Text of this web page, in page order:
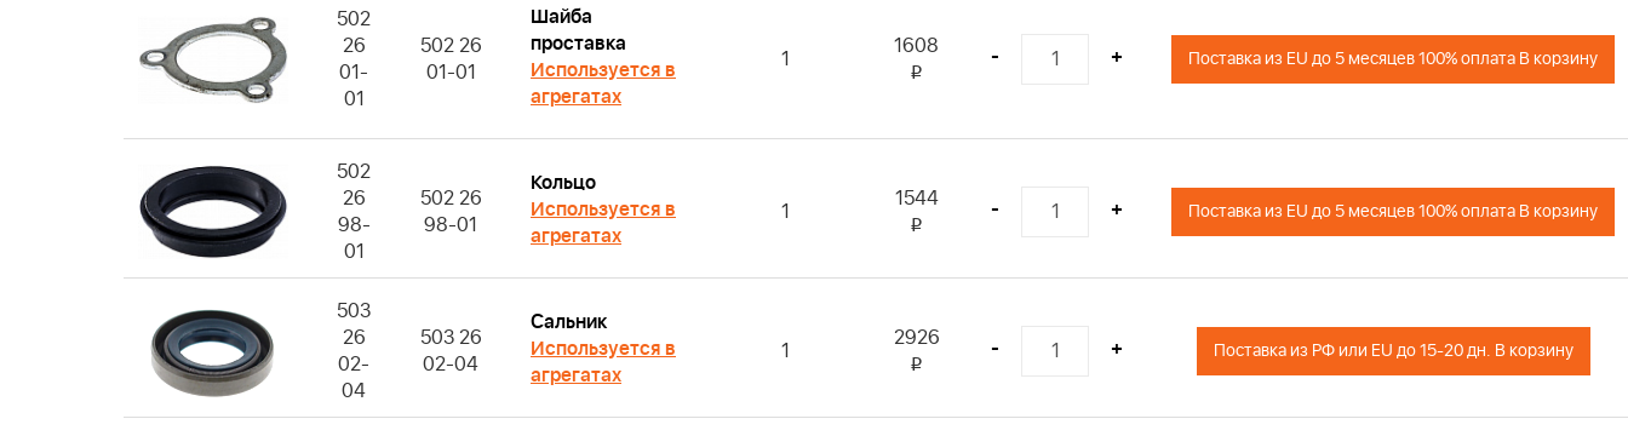
502
26
01-
01
502 26
01-01
Шайба
проставка
Используется в
агрегатах
1 1608
i
- + Поставка из EU до 5 месяцев 100% оплата В корзину
502
26
98-
01
502 26
98-01
Кольцо
Используется в
агрегатах
1 1544
i
- + Поставка из EU до 5 месяцев 100% оплата В корзину
503
26
02-
04
503 26
02-04
Сальник
Используется в
агрегатах
1 2926
i
- + Поставка из РФ или EU до 15-20 дн. В корзину